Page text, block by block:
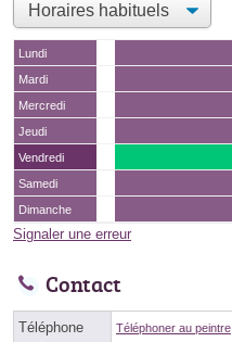
Lundi
Mardi
Mercredi
Jeudi
Vendredi
Samedi
Dimanche
Signaler une erreur
Contact
Téléphone Téléphoner au peintre